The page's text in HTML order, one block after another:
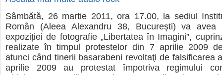
Sâmbătă, 26 martie 2011, ora 17.00, la sediul
Român (Aleea Alexandru 38, Bucureşti) va avea
expoziției de fotografie „Libertatea în Imagini”,
realizate în timpul protestelor din 7 aprilie 2009
atunci când tinerii basarabeni revoltaţi de falsificarea
aprilie 2009 au protestat împotriva regimului